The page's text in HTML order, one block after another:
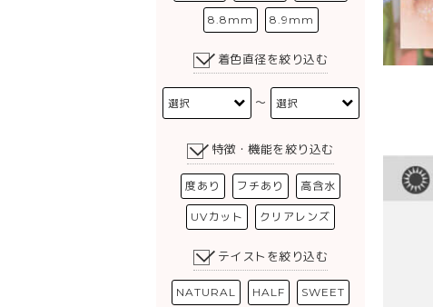
8.8mm 8.9mm
着色直径を絞り込む
〜
特徴・機能を絞り込む
度あり フチあり 高含水
UVカット クリアレンズ
テイストを絞り込む
NATURAL HALF SWEET